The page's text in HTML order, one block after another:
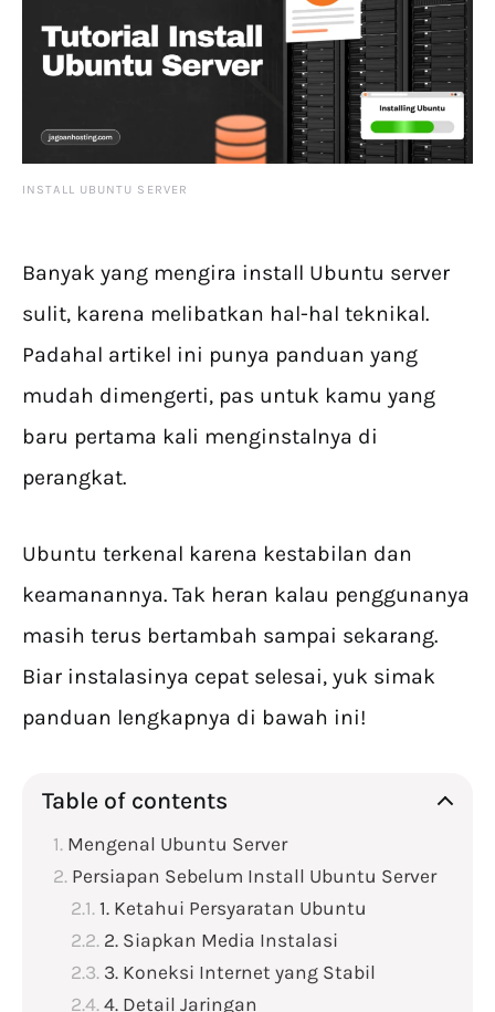
INSTALL UBUNTU SERVER
Banyak yang mengira install Ubuntu server
sulit, karena melibatkan hal-hal teknikal.
Padahal artikel ini punya panduan yang
mudah dimengerti, pas untuk kamu yang
baru pertama kali menginstalnya di
perangkat.
Ubuntu terkenal karena kestabilan dan
keamanannya. Tak heran kalau penggunanya
masih terus bertambah sampai sekarang.
Biar instalasinya cepat selesai, yuk simak
panduan lengkapnya di bawah ini!
Table of contents
Mengenal Ubuntu Server
Persiapan Sebelum Install Ubuntu Server
1. Ketahui Persyaratan Ubuntu
2. Siapkan Media Instalasi
3. Koneksi Internet yang Stabil
4. Detail Jaringan